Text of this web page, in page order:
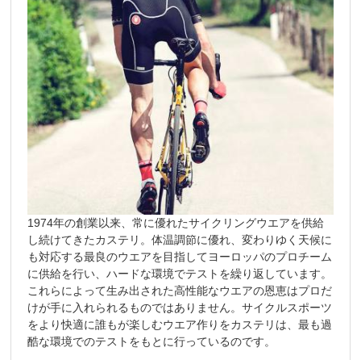
1974年の創業以来、常に優れたサイクリングウエアを供給
し続けてきたカステリ。体温調節に優れ、変わりゆく天候に
も対応する最良のウエアを目指してヨーロッパのプロチーム
に供給を行い、ハードな環境でテストを繰り返しています。
これらによって生み出された高性能なウエアの恩恵はプロだ
けが手に入れられるものではありません。サイクルスポーツ
をより快適に誰もが楽しむウエア作りをカステリは、最も過
酷な環境でのテストをもとに行っているのです。